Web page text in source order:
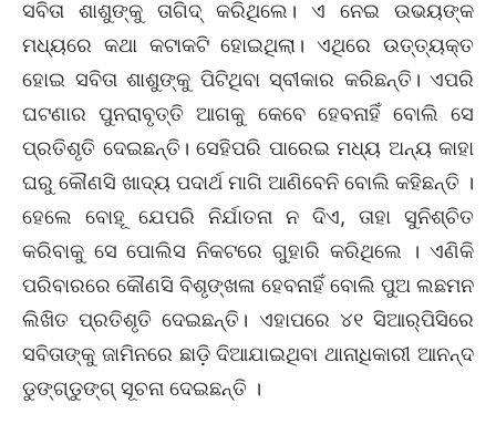
ସବିତା ଶାଶୁଙ୍କୁ ତାଗିଦ୍‌ କରିଥିଲେ। ଏ ନେଇ ଉଭୟଙ୍କ
ମଧ୍ୟରେ କଥା କଟାକଟି ହୋଇଥିଲା। ଏଥିରେ ଉତ୍ତ୍ୟକ୍ତ
ହୋଇ ସବିତା ଶାଶୁଙ୍କୁ ପିଟିଥିବା ସ୍ବୀକାର କରିଛନ୍ତି। ଏପରି
ଘଟଣାର ପୁନରାବୃତ୍ତି ଆଗକୁ କେବେ ହେବନାହିଁ ବୋଲି ସେ
ପ୍ରତିଶୃତି ଦେଇଛନ୍ତି। ସେହିପରି ପାରେଇ ମଧ୍ୟ ଅନ୍ୟ କାହା
ଘରୁ କୌଣସି ଖାଦ୍ୟ ପଦାର୍ଥ ମାଗି ଆଣିବେନି ବୋଲି କହିଛନ୍ତି ।
ହେଲେ ବୋହୂ ଯେପରି ନିର୍ଯାତନା ନ ଦିଏ, ତାହା ସୁନିଶ୍ଚିତ
କରିବାକୁ ସେ ପୋଲିସ ନିକଟରେ ଗୁହାରି କରିଥିଲେ । ଏଣିକି
ପରିବାରରେ କୌଣସି ବିଶୃଙ୍ଖଳା ହେବନାହିଁ ବୋଲି ପୁଅ ଲଛମନ
ଲିଖିତ ପ୍ରତିଶୃତି ଦେଇଛନ୍ତି। ଏହାପରେ ୪୧ ସିଆର୍‌ପିସିରେ
ସବିତାଙ୍କୁ ଜାମିନରେ ଛାଡ଼ି ଦିଆଯାଇଥିବା ଥାନାଧିକାରୀ ଆନନ୍ଦ
ଡୁଙ୍ଗ୍‌ଡୁଙ୍ଗ୍‌ ସୂଚନା ଦେଇଛନ୍ତି ।